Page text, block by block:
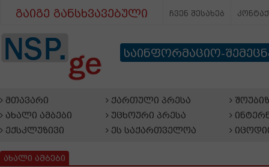
გაიგე განსხვავებული ჩვენ შესახებ
საინფორმაციო-
მთავარი
ახალი ამბები
ექსკლუზივი
ქართული პრესა
უცხოური პრესა
ეს საქართველოა
ახალი ამბები